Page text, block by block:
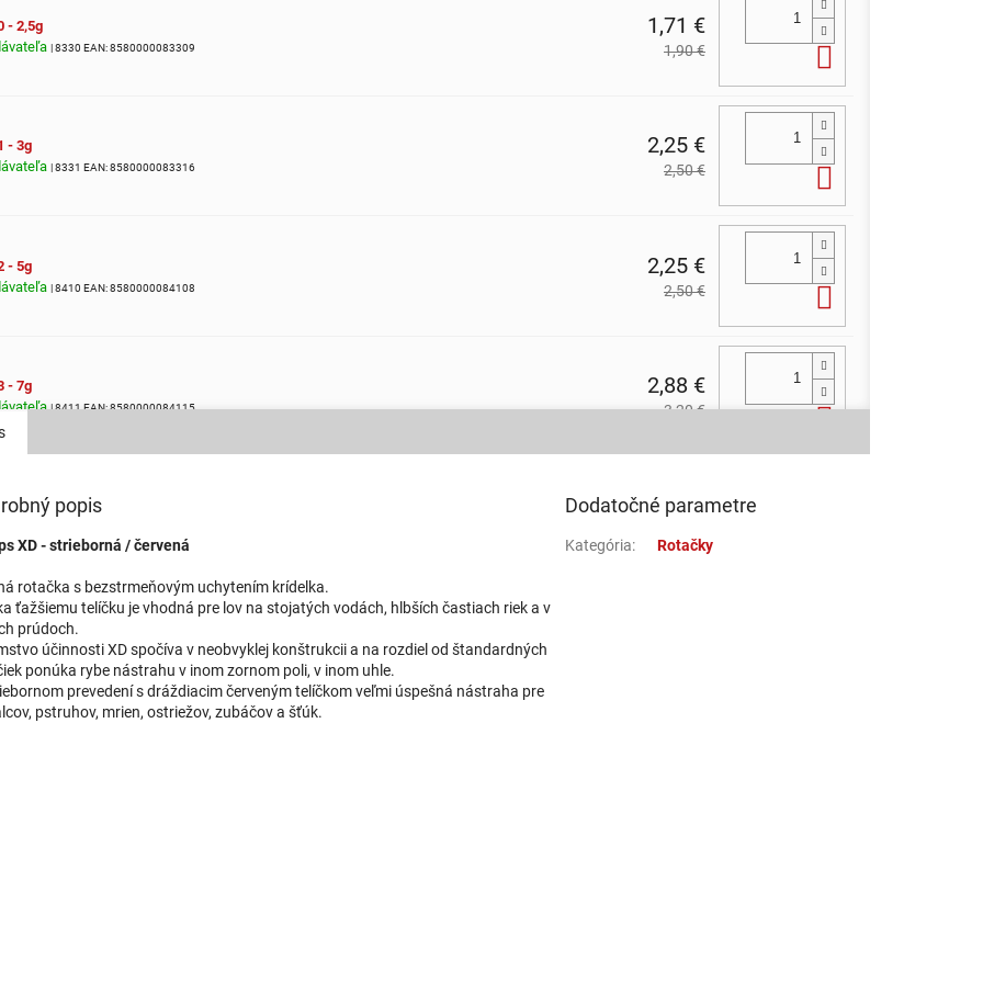
- 2,5g
| 8330 EAN:8580000083309
1,71 €
1,90 €
- 3g
| 8331 EAN:8580000083316
2,25 €
2,50 €
- 5g
| 8410 EAN:8580000084108
2,25 €
2,50 €
- 7g
| 8411EAN:8580000084115
2,88 €
3,20 € Do košíka
popis
XD - strieborná / červená
rotačka s bezstrmeňovým uchytením krídelka.
ťažšiemu telíčku je vhodná pre lov na stojatých vodách, hlbších častiach riek a v
prúdoch.
účinnosti XD spočíva v neobvyklej konštrukcii a na rozdiel od štandardných
ponúka rybe nástrahu v inom zornom poli, v inom uhle.
prevedení s dráždiacim červeným telíčkom veľmi úspešná nástraha pre
pstruhov, mrien, ostriežov, zubáčov a šťúk.
Dodatočné parametre
Kategória: Rotačky